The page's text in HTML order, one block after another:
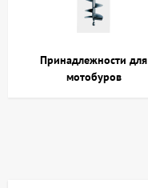
Принадлежности для
мотобуров